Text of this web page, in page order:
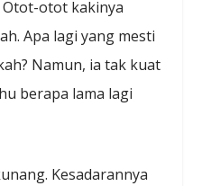
Otot-otot kakinya
Apa lagi yang mesti
Namun, ia tak kuat
berapa lama lagi
Kesadarannya